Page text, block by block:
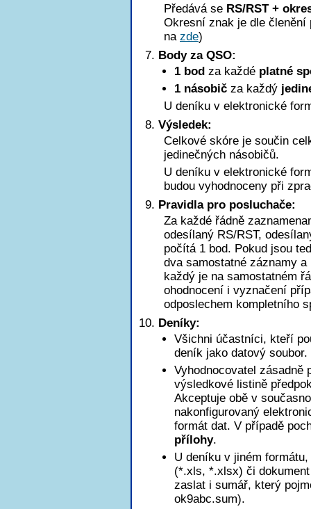
Předává se RS/RST +
Okresní znak je dle členění
na zde)
Body za QSO:
1 bod za každé platné
1 násobič za každý
U deníku v elektronické
Výsledek:
Celkové skóre je součin
jedinečných násobičů.
U deníku v elektronické
budou vyhodnoceny při
Pravidla pro posluchače:
Za každé řádně
odesílaný RS/RST,
počítá 1 bod. Pokud jsou
dva samostatné záznamy
každý je na samostatném
ohodnocení i vyznačení
odposlechem kompletního
Deníky:
Všichni účastníci, kteří
deník jako datový soubor.
Vyhodnocovatel zásadně
výsledkové listině
Akceptuje obě v
nakonfigurovaný
formát dat. V případě
přílohy.
U deníku v jiném
(*.xls, *.xlsx) či
zaslat i sumář, který
ok9abc.sum).